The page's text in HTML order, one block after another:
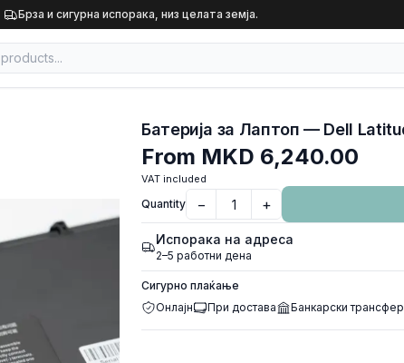
Брза и сигурна испорака, низ целата земја.
Батерија за Лаптоп — Dell
From MKD 6,240.00
VAT included
Quantity − +
Испорака на адреса
2–5 работни дена
Сигурно плаќање
Онлајн
При достава Банкарски трансфер